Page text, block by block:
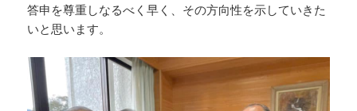
答申を尊重しなるべく早く、その方向性を示していきた
いと思います。